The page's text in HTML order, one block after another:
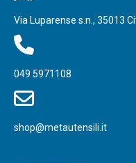
Via Luparense s.n., 35013
049 5971108
shop@metautensili.it